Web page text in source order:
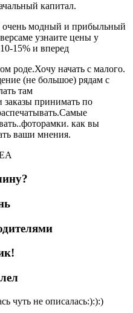
капитал.
очень модный и прибыльный
узнаите цены у
15% и вперед
роде.Хочу начать с малого.
(не большое) рядам с
там
заказы принимать по
как вы
ваши мнения.
чуть не описалась:):):)